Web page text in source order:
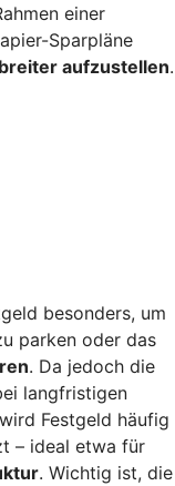
einer
Sparpläne
aufzustellen.
besonders, um
parken oder das
. Da jedoch die
langfristigen
Festgeld häufig
– ideal etwa für
. Wichtig ist, die